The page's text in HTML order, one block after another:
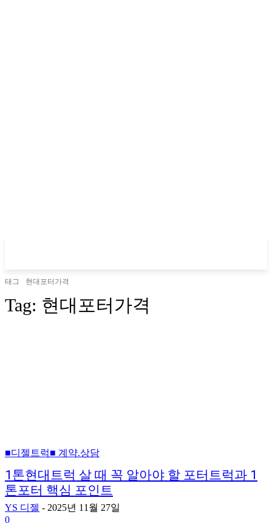
태그 현대포터가격
Tag: 현대포터가격
■디젤트럭■ 계약.상담
1톤현대트럭 살 때 꼭 알아야 할 포터트럭과 1
톤포터 핵심 포인트
YS 디젤 - 2025년 11월 27일
0